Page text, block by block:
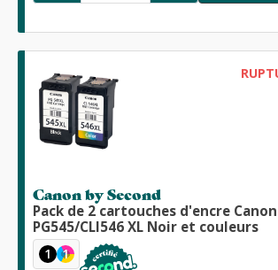
Canon by Second
Pack de 2 cartouches d'encre
PG545/CLI546 XL Noir et couleurs
1 1